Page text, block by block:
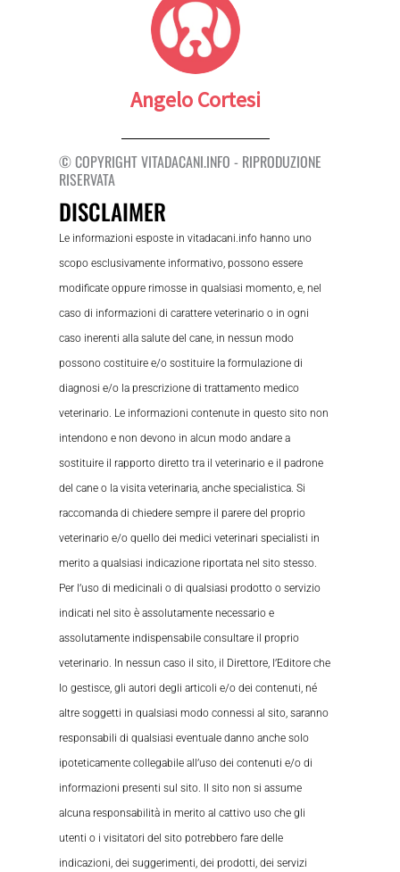
Angelo Cortesi
© COPYRIGHT VITADACANI.INFO - RIPRODUZIONE
RISERVATA
DISCLAIMER
Le informazioni esposte in vitadacani.info hanno uno
scopo esclusivamente informativo, possono essere
modificate oppure rimosse in qualsiasi momento, e, nel
caso di informazioni di carattere veterinario o in ogni
caso inerenti alla salute del cane, in nessun modo
possono costituire e/o sostituire la formulazione di
diagnosi e/o la prescrizione di trattamento medico
veterinario. Le informazioni contenute in questo sito non
intendono e non devono in alcun modo andare a
sostituire il rapporto diretto tra il veterinario e il padrone
del cane o la visita veterinaria, anche specialistica. Si
raccomanda di chiedere sempre il parere del proprio
veterinario e/o quello dei medici veterinari specialisti in
merito a qualsiasi indicazione riportata nel sito stesso.
Per l’uso di medicinali o di qualsiasi prodotto o servizio
indicati nel sito è assolutamente necessario e
assolutamente indispensabile consultare il proprio
veterinario. In nessun caso il sito, il Direttore, l’Editore che
lo gestisce, gli autori degli articoli e/o dei contenuti, né
altre soggetti in qualsiasi modo connessi al sito, saranno
responsabili di qualsiasi eventuale danno anche solo
ipoteticamente collegabile all’uso dei contenuti e/o di
informazioni presenti sul sito. Il sito non si assume
alcuna responsabilità in merito al cattivo uso che gli
utenti o i visitatori del sito potrebbero fare delle
indicazioni, dei suggerimenti, dei prodotti, dei servizi